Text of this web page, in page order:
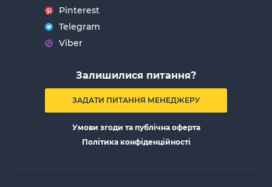
Pinterest
Telegram
Viber
Залишилися питання?
ЗАДАТИ ПИТАННЯ МЕНЕДЖЕРУ
Умови згоди та публічна оферта
Політика конфіденційності